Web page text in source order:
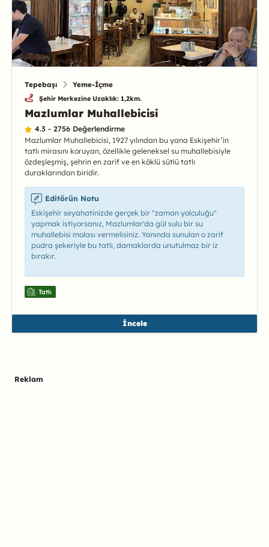
Tepebaşı Yeme-İçme
Şehir Merkezine Uzaklık: 1,2km.
Mazlumlar Muhallebicisi
4.3 - 2756 Değerlendirme
Mazlumlar Muhallebicisi, 1927 yılından bu yana Eskişehir’in
tatlı mirasını koruyan, özellikle geleneksel su muhallebisiyle
özdeşleşmiş, şehrin en zarif ve en köklü sütlü tatlı
duraklarından biridir.
Editörün Notu
Eskişehir seyahatinizde gerçek bir "zaman yolculuğu"
yapmak istiyorsanız, Mazlumlar'da gül sulu bir su
muhallebisi molası vermelisiniz. Yanında sunulan o zarif
pudra şekeriyle bu tatlı, damaklarda unutulmaz bir iz
bırakır.
Tatlı
İncele
Reklam